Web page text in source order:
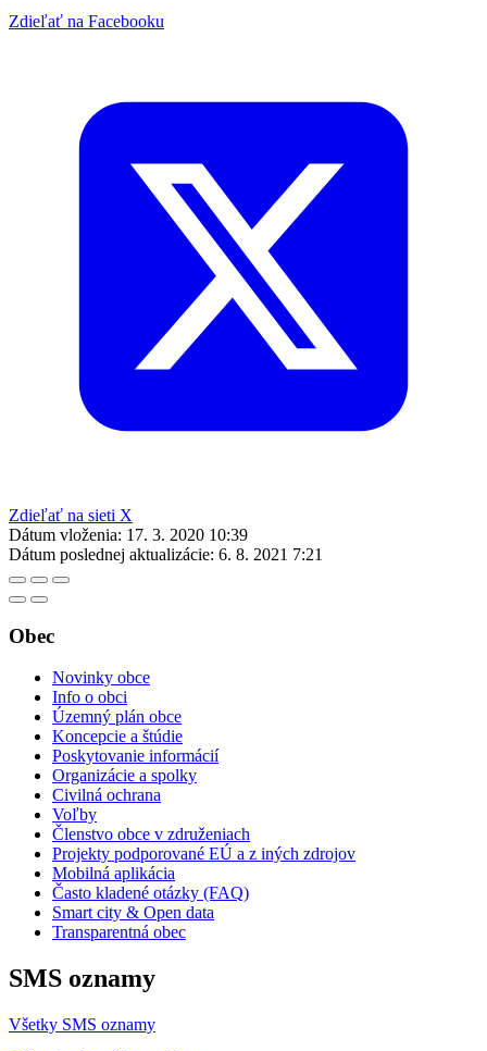
Zdieľať na Facebooku
Zdieľať na sieti X
Dátum vloženia: 17. 3. 2020 10:39
Dátum poslednej aktualizácie: 6. 8. 2021 7:21
Obec
Novinky obce
Info o obci
Územný plán obce
Koncepcie a štúdie
Poskytovanie informácií
Organizácie a spolky
Civilná ochrana
Voľby
Členstvo obce v združeniach
Projekty podporované EÚ a z iných zdrojov
Mobilná aplikácia
Často kladené otázky (FAQ)
Smart city & Open data
Transparentná obec
SMS oznamy
Všetky SMS oznamy